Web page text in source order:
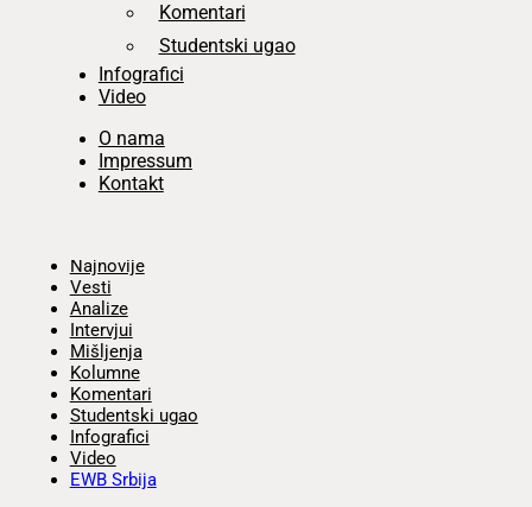
Komentari
Studentski ugao
Infografici
Video
O nama
Impressum
Kontakt
Najnovije
Vesti
Analize
Intervjui
Mišljenja
Kolumne
Komentari
Studentski ugao
Infografici
Video
EWB Srbija